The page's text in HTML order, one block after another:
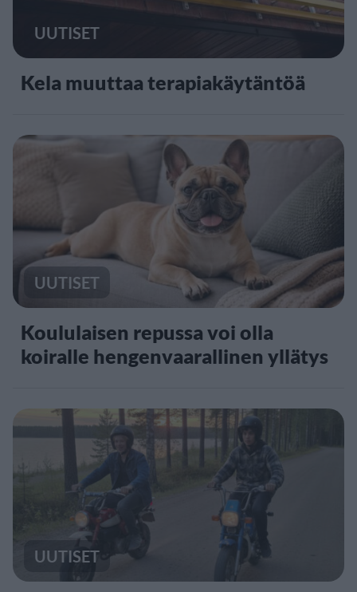
UUTISET
Kela muuttaa terapiakäytäntöä
UUTISET
Koululaisen repussa voi olla
koiralle hengenvaarallinen yllätys
UUTISET